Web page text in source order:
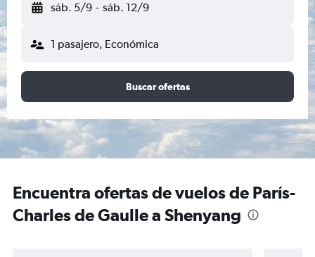
sáb. 5/9 - sáb. 12/9
1 pasajero, Económica
Buscar ofertas
Encuentra ofertas de vuelos de París-
Charles de Gaulle a Shenyang